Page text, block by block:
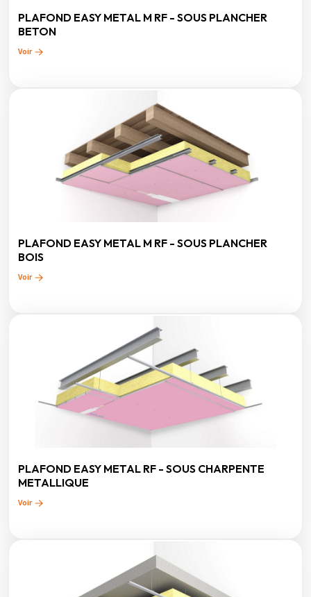
PLAFOND EASY METAL M RF - SOUS PLANCHER
BETON
Voir
PLAFOND EASY METAL M RF - SOUS PLANCHER
BOIS
Voir
PLAFOND EASY METAL RF - SOUS CHARPENTE
METALLIQUE
Voir